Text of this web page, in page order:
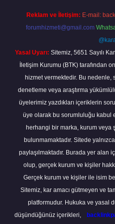
Reklam ve İletişim: E-mail:
forumhizmeti@gmail.com
Yasal Uyarı: Sitemiz, 5651 Sayılı
İletişim Kurumu (BTK) tarafından
hizmet vermektedir. Bu
denetleme veya araştırma
üyelerimiz yazdıkları içeriklerin
üye olarak bu sorumluluğu kabul
herhangi bir marka, kurum veya
bulunmamaktadır. Sitede
paylaşılmaktadır. Burada yer alan
olup, gerçek kurum ve kişiler
Gerçek kurum ve kişiler ile isim
Sitemiz, kar amacı gütmeyen ve
platformudur. Hukuka ve yasal
düşündüğünüz içerikleri,